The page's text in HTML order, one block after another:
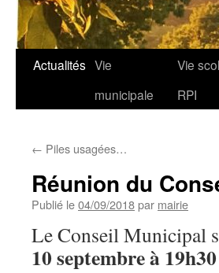
Aller
Actualités Vie
municipale
Vie
RPI
← Piles usagées…
Réunion du
Publié le04/09/2018par mairie
Le Conseil Municipal
10 septembre à 19h30